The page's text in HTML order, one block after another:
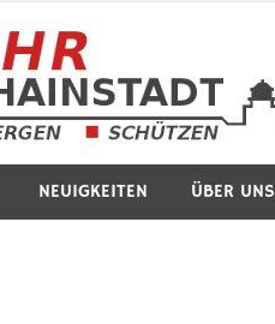
NEUIGKEITEN ÜBER UNS